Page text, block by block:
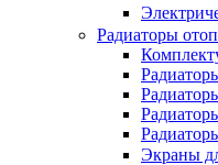
Радиаторы
Экраны